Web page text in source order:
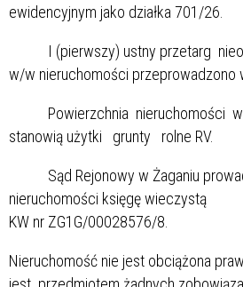
ewidencyjnym jako działka 701/26.
I (pierwszy) ustny przetarg
w/w nieruchomości przeprowadzono
Powierzchnia nieruchomości
stanowią użytki grunty rolne RV.
Sąd Rejonowy w Żaganiu
nieruchomości księgę wieczystą
KW nr ZG1G/00028576/8.
Nieruchomość nie jest obciążona